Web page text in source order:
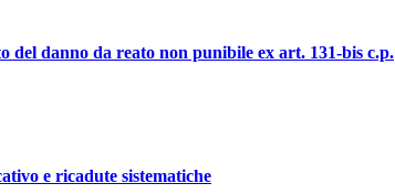
del danno da reato non punibile ex art. 131-bis c.p.
e ricadute sistematiche